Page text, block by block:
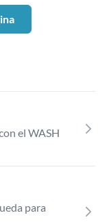
el WASH
para